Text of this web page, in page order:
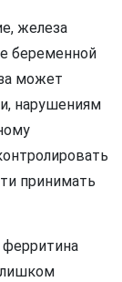
железа
беременной
может
нарушениям
принимать